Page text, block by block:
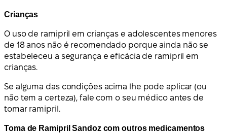
Crianças
O uso de ramipril em crianças e adolescentes menores
de 18 anos não é recomendado porque ainda não se
estabeleceu a segurança e eficácia de ramipril em
crianças.
Se alguma das condições acima lhe pode aplicar (ou
não tem a certeza), fale com o seu médico antes de
tomar ramipril.
Toma de Ramipril Sandoz com outros medicamentos